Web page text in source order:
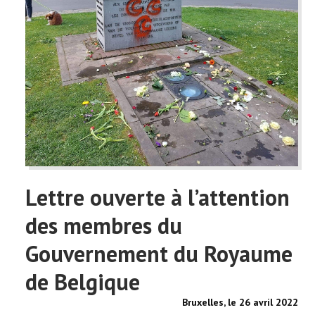
Lettre ouverte à l’attention
des membres du
Gouvernement du Royaume
de Belgique
Bruxelles, le 26 avril 2022